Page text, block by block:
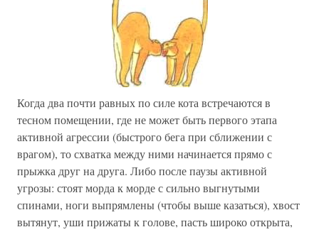
Когда два почти равных по силе кота встречаются в
тесном помещении, где не может быть первого этапа
активной агрессии (быстрого бега при сближении с
врагом), то схватка между ними начинается прямо с
прыжка друг на друга. Либо после паузы активной
угрозы: стоят морда к морде с сильно выгнутыми
спинами, ноги выпрямлены (чтобы выше казаться), хвост
вытянут, уши прижаты к голове, пасть широко открыта,